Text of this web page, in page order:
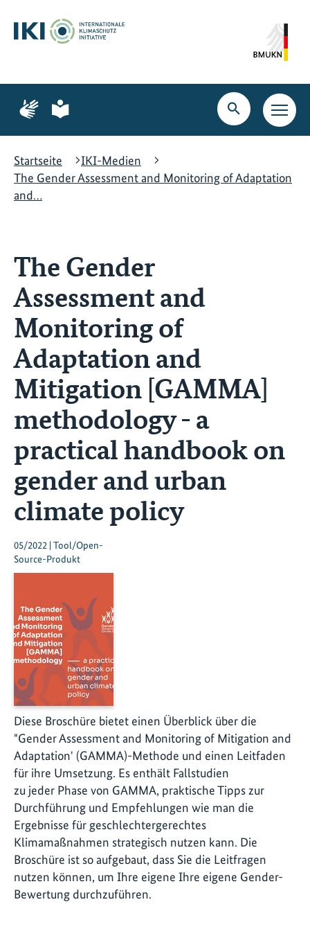
Hauptinhalt
springen
Suche
springen
Hauptnavigation
springen
Zur
Seite
Gebärdensprache
Zur
Seite
leichte
Suche
öffnen
Startseite
IKI-Medien
The Gender Assessment and Monitoring of Adaptation
and…
The Gender
Assessment and
Monitoring of
Adaptation and
Mitigation [GAMMA]
methodology - a
practical handbook on
gender and urban
climate policy
05/2022 | Tool/Open-
Source-Produkt
Diese Broschüre bietet einen Überblick über die
"Gender Assessment and Monitoring of Mitigation and
Adaptation' (GAMMA)-Methode und einen Leitfaden
für ihre Umsetzung. Es enthält Fallstudien
zu jeder Phase von GAMMA, praktische Tipps zur
Durchführung und Empfehlungen wie man die
Ergebnisse für geschlechtergerechtes
Klimamaßnahmen strategisch nutzen kann. Die
Broschüre ist so aufgebaut, dass Sie die Leitfragen
nutzen können, um Ihre eigene Ihre eigene Gender-
Bewertung durchzuführen.